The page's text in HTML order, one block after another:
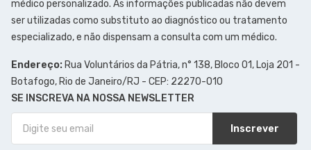
médico personalizado. As informações publicadas não devem
ser utilizadas como substituto ao diagnóstico ou tratamento
especializado, e não dispensam a consulta com um médico.
Endereço: Rua Voluntários da Pátria, n° 138, Bloco 01, Loja 201 -
Botafogo, Rio de Janeiro/RJ - CEP: 22270-010
SE INSCREVA NA NOSSA NEWSLETTER
Inscrever